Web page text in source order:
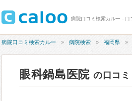
病院口コミ検索カルー -
病院口コミ検索カルー 病院検索 福岡県
眼科鍋島医院 の口コミ